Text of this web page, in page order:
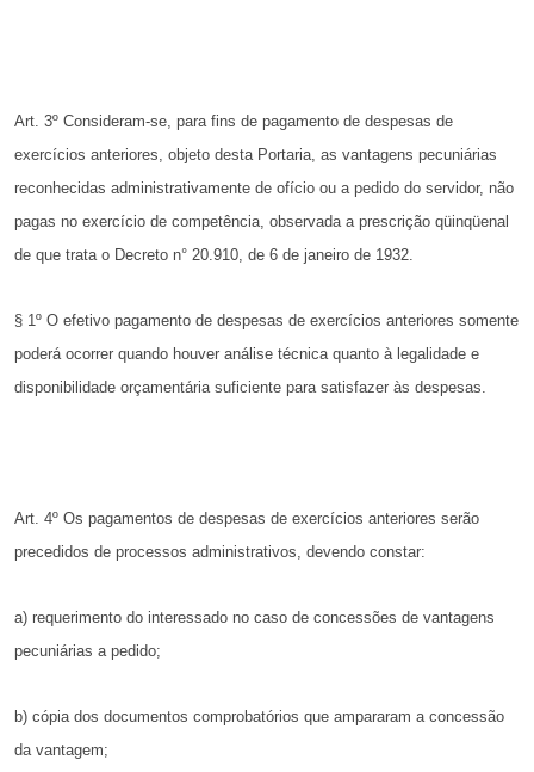
Art. 3º Consideram-se, para fins de pagamento de despesas de
exercícios anteriores, objeto desta Portaria, as vantagens pecuniárias
reconhecidas administrativamente de ofício ou a pedido do servidor, não
pagas no exercício de competência, observada a prescrição qüinqüenal
de que trata o Decreto n° 20.910, de 6 de janeiro de 1932.
§ 1º O efetivo pagamento de despesas de exercícios anteriores somente
poderá ocorrer quando houver análise técnica quanto à legalidade e
disponibilidade orçamentária suficiente para satisfazer às despesas.
Art. 4º Os pagamentos de despesas de exercícios anteriores serão
precedidos de processos administrativos, devendo constar:
a) requerimento do interessado no caso de concessões de vantagens
pecuniárias a pedido;
b) cópia dos documentos comprobatórios que ampararam a concessão
da vantagem;